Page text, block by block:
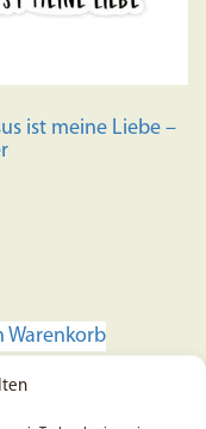
ist meine Liebe –
Warenkorb